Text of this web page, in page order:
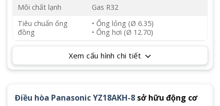
Điều hòa Panasonic YZ18AKH-8 sở hữu động cơ
Môi chất lạnh
Gas R32
Tiêu chuẩn ống
đồng
• Ống lỏng (Ø 6.35)
• Ống hơi (Ø 12.70)
Xem cấu hình chi tiết